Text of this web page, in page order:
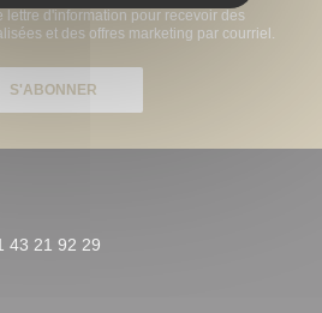
lettre d'information pour recevoir des
et des offres marketing par courriel.
S'ABONNER
43 21 92 29
fenêtre))